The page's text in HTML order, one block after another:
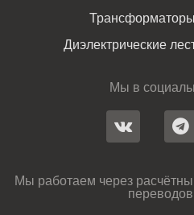
Диэлектрические
Мы в
Мы работаем через